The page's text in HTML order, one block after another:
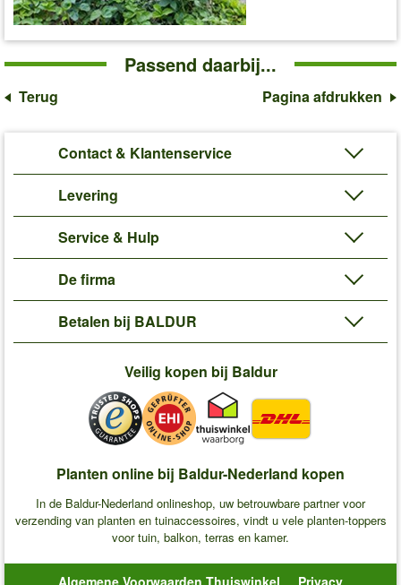
Passend daarbij...
Terug Pagina afdrukken
Contact & Klantenservice
Levering
Service & Hulp
De firma
Betalen bij BALDUR
Veilig kopen bij Baldur
Planten online bij Baldur-Nederland kopen
In de Baldur-Nederland onlineshop, uw betrouwbare partner voor
verzending van planten en tuinaccessoires, vindt u vele planten-toppers
voor tuin, balkon, terras en kamer.
Algemene Voorwaarden Thuiswinkel Privacy